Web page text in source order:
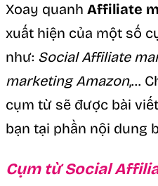
Xoay quanh Affiliate
xuất hiện của một số
như: Social Affiliate
marketing Amazon,…
cụm từ sẽ được bài
bạn tại phần nội dung
Cụm từ Social